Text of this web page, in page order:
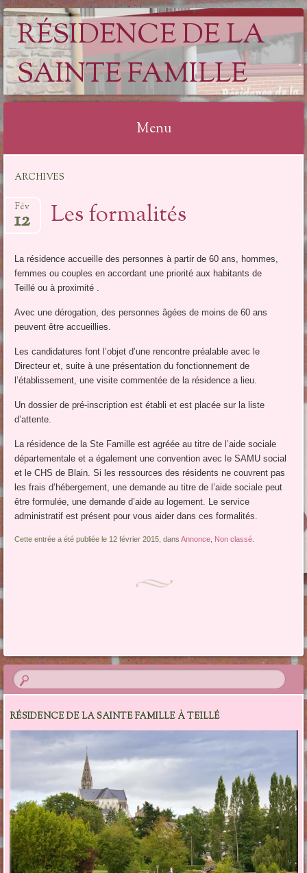
RÉSIDENCE DE LA
SAINTE FAMILLE
Menu
contenu
ARCHIVES
Les formalités
Fév
12
La résidence accueille des personnes à partir de 60 ans, hommes,
femmes ou couples en accordant une priorité aux habitants de
Teillé ou à proximité .
Avec une dérogation, des personnes âgées de moins de 60 ans
peuvent être accueillies.
Les candidatures font l’objet d’une rencontre préalable avec le
Directeur et, suite à une présentation du fonctionnement de
l’établissement, une visite commentée de la résidence a lieu.
Un dossier de pré-inscription est établi et est placée sur la liste
d’attente.
La résidence de la Ste Famille est agréée au titre de l’aide sociale
départementale et a également une convention avec le SAMU social
et le CHS de Blain. Si les ressources des résidents ne couvrent pas
les frais d’hébergement, une demande au titre de l’aide sociale peut
être formulée, une demande d’aide au logement. Le service
administratif est présent pour vous aider dans ces formalités.
Cette entrée a été publiée le 12 février 2015, dansAnnonce Non classé
RÉSIDENCE DE LA SAINTE FAMILLE À TEILLÉ